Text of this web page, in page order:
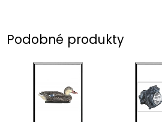
Podobné produkty